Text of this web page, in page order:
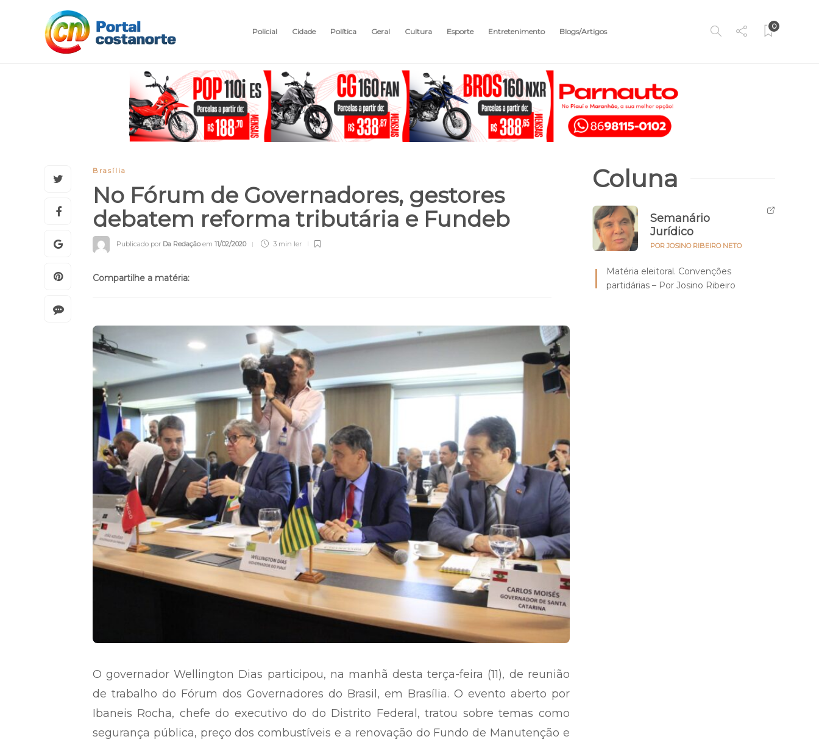
Policial Cidade Política Geral Cultura Esporte Entretenimento Blogs/Artigos
0
Brasília
No Fórum de Governadores, gestores
debatem reforma tributária e Fundeb
Publicado por Da Redaçãoem 11/02/2020 3 min ler
Compartilhe a matéria:
O governador Wellington Dias participou, na manhã desta terça-feira (11), de reunião
de trabalho do Fórum dos Governadores do Brasil, em Brasília. O evento aberto por
Ibaneis Rocha, chefe do executivo do do Distrito Federal, tratou sobre temas como
segurança pública, preço dos combustíveis e a renovação do Fundo de Manutenção e
Coluna
Semanário
Jurídico
POR JOSINO RIBEIRO NETO
Matéria eleitoral. Convenções
partidárias – Por Josino Ribeiro